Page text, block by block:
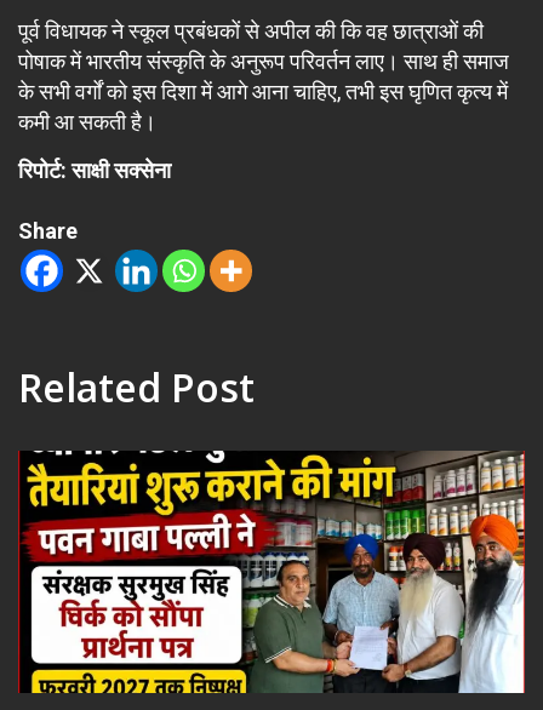
पूर्व विधायक ने स्कूल प्रबंधकों से अपील की कि वह छात्राओं की
पोषाक में भारतीय संस्कृति के अनुरूप परिवर्तन लाए। साथ ही समाज
के सभी वर्गों को इस दिशा में आगे आना चाहिए, तभी इस घृणित कृत्य में
कमी आ सकती है।
रिपोर्ट: साक्षी सक्सेना
Share
Related Post